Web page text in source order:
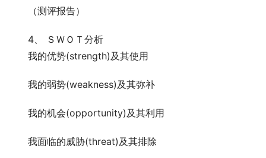
（测评报告）
4、 ＳＷＯＴ分析
我的优势(strength)及其使用
我的弱势(weakness)及其弥补
我的机会(opportunity)及其利用
我面临的威胁(threat)及其排除